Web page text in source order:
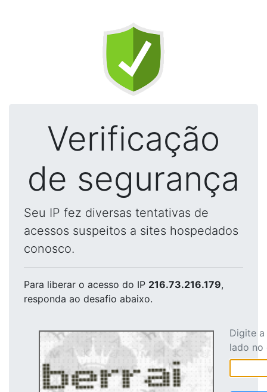
Verificação
de segurança
Seu IP fez diversas tentativas de
acessos suspeitos a sites hospedados
conosco.
Para liberar o acesso do IP 216.73.216.179,
responda ao desafio abaixo.
Digite
lado no